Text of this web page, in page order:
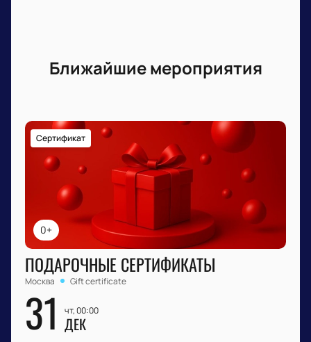
Ближайшие мероприятия
0+
Сертификат
ПОДАРОЧНЫЕ СЕРТИФИКАТЫ
Москва Gift certificate
31 чт, 00:00
ДЕК